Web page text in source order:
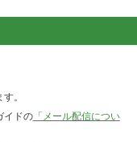
。
イドの「メール配信につい